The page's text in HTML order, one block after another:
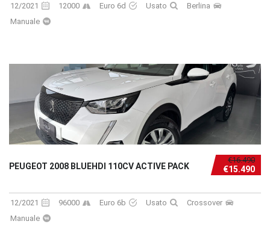
12/2021 12000 Euro 6d Usato
Berlina
Manuale
€16.490
€15.490
PEUGEOT 2008 BLUEHDI 110CV ACTIVE PACK
12/2021 96000 Euro 6b Usato
Crossover
Manuale